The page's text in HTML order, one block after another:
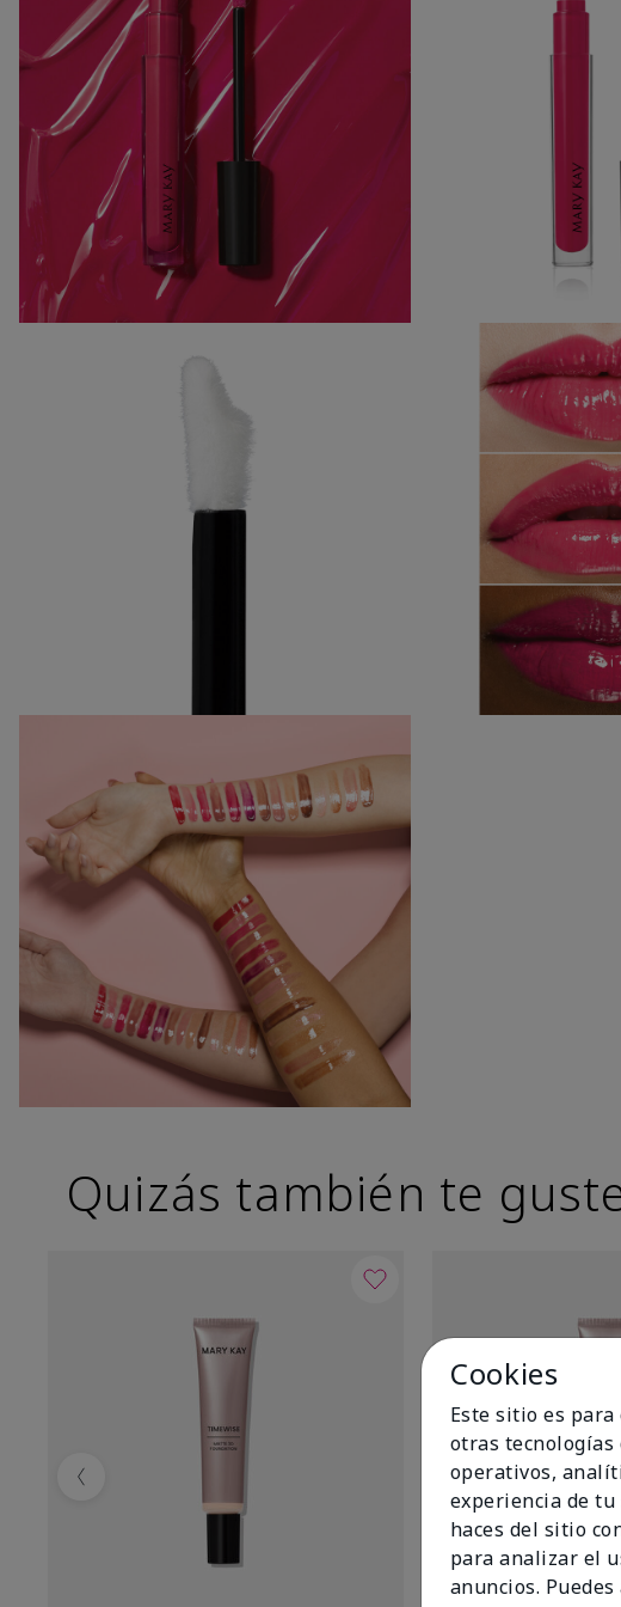
Quizás también te
Previous
Cookies
Este sitio es para
otras
operativos,
experiencia de
haces del sitio
para analizar el
anuncios.